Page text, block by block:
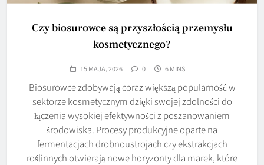
Czy biosurowce są przyszłością przemysłu
kosmetycznego?
15 MAJA, 2026 0 6 MINS
Biosurowce zdobywają coraz większą popularność w
sektorze kosmetycznym dzięki swojej zdolności do
łączenia wysokiej efektywności z poszanowaniem
środowiska. Procesy produkcyjne oparte na
fermentacjach drobnoustrojach czy ekstrakcjach
roślinnych otwierają nowe horyzonty dla marek, które